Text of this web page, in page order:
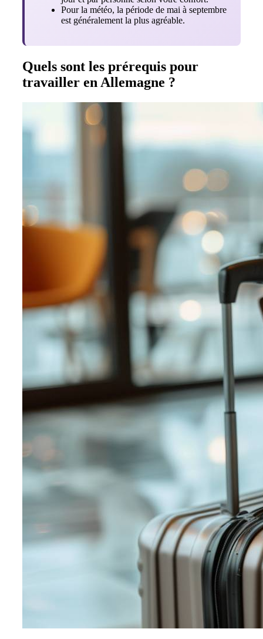
Pour la météo, la période de mai à septembre
est généralement la plus agréable.
Quels sont les prérequis pour
travailler en Allemagne ?